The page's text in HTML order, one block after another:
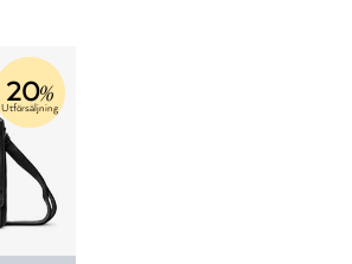
20%
Utförsäljning